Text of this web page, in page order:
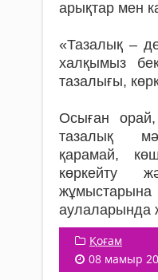
арықтар мен
«Тазалық –
халқымыз
тазалығы,
Осыған
тазалық
қарамай,
көркейту
аулаларында
Қоғам
08 мамыр